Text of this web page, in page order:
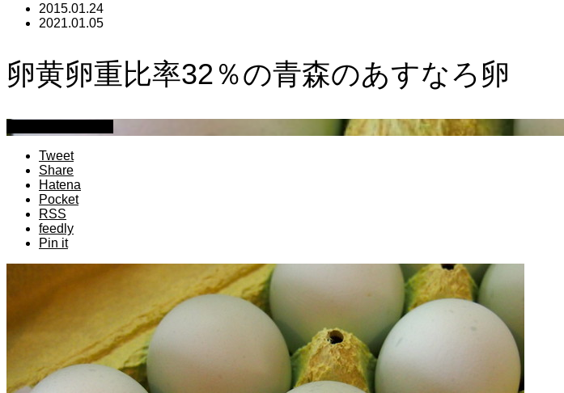
2015.01.24
2021.01.05
卵黄卵重比率32％の青森のあすなろ卵
Tweet
Share
Hatena
Pocket
RSS
feedly
Pin it